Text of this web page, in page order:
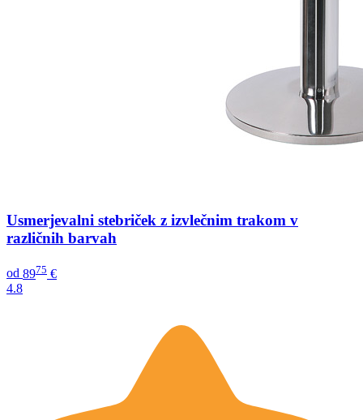
Usmerjevalni stebriček z izvlečnim trakom v
različnih barvah
od 8975 €
4.8